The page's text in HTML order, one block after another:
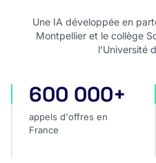
Une IA développée en
Montpellier et le collège
l'Université
appels d'offres en France
600 000+
appels d'offres en
France